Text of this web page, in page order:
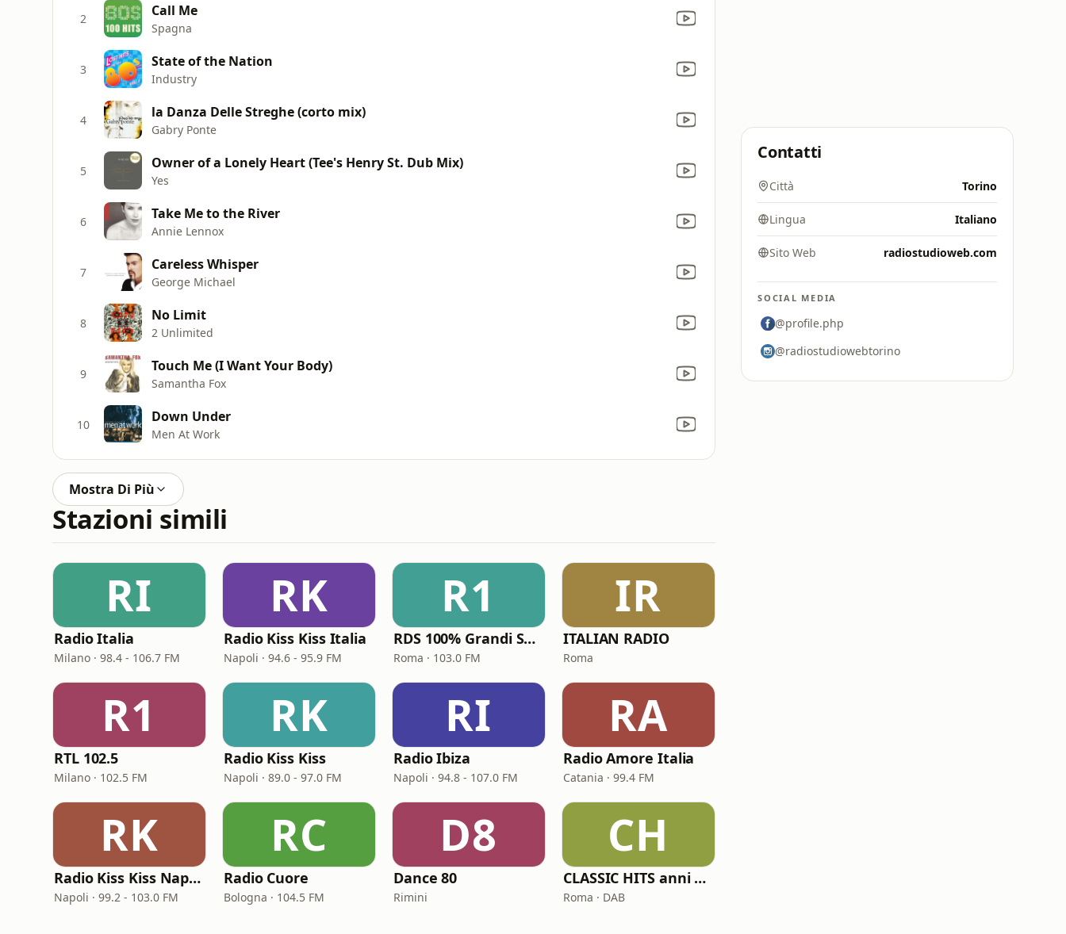
2 Call Me
Spagna
3 State of the Nation
Industry
4 la Danza Delle Streghe (corto mix)
Gabry Ponte
5 Owner of a Lonely Heart (Tee's Henry St. Dub Mix)
Yes
6 Take Me to the River
Annie Lennox
7 Careless Whisper
George Michael
8 No Limit
2 Unlimited
9 Touch Me (I Want Your Body)
Samantha Fox
10 Down Under
Men At Work
Mostra Di Più
Stazioni simili
RI
Radio Italia
Milano · 98.4 - 106.7 FM
RK
Radio Kiss Kiss Italia
Napoli · 94.6 - 95.9 FM
R1
RDS 100% Grandi Successi
Roma · 103.0 FM
IR
ITALIAN RADIO
Roma
R1
RTL 102.5
Milano · 102.5 FM
RK
Radio Kiss Kiss
Napoli · 89.0 - 97.0 FM
RI
Radio Ibiza
Napoli · 94.8 - 107.0 FM
RA
Radio Amore Italia
Catania · 99.4 FM
RK
Radio Kiss Kiss Napoli
Napoli · 99.2 - 103.0 FM
RC
Radio Cuore
Bologna · 104.5 FM
D8
Dance 80
Rimini
CH
CLASSIC HITS anni 70 80 90
Roma · DAB
Contatti
Città Torino
Lingua Italiano
Sito Web radiostudioweb.com
SOCIAL MEDIA
@profile.php
@radiostudiowebtorino